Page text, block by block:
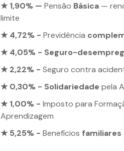
★ 1,90% — Pensão Básica —
limite
★ 4,72% - Previdência
★ 4,05% - Seguro-
★ 2,22% - Seguro contra
★ 0,30% - Solidariedade pela
★ 1,00% - Imposto para
Aprendizagem
★ 5,25% - Benefícios familiares